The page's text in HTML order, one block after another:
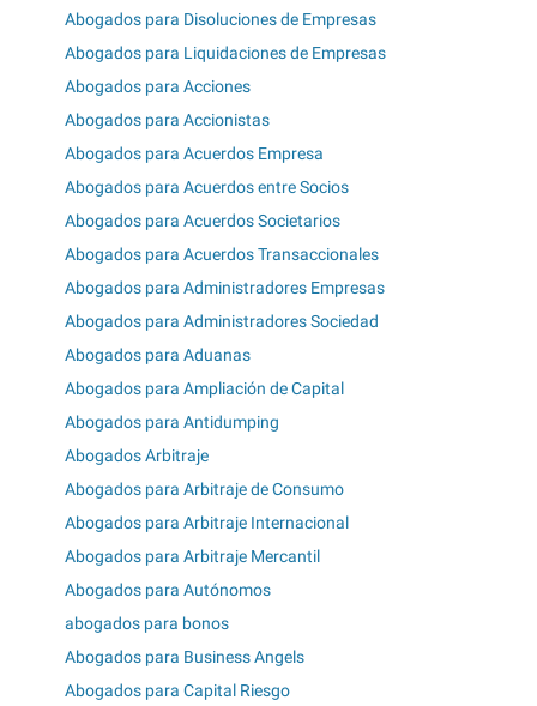
Abogados para Disoluciones de Empresas
Abogados para Liquidaciones de Empresas
Abogados para Acciones
Abogados para Accionistas
Abogados para Acuerdos Empresa
Abogados para Acuerdos entre Socios
Abogados para Acuerdos Societarios
Abogados para Acuerdos Transaccionales
Abogados para Administradores Empresas
Abogados para Administradores Sociedad
Abogados para Aduanas
Abogados para Ampliación de Capital
Abogados para Antidumping
Abogados Arbitraje
Abogados para Arbitraje de Consumo
Abogados para Arbitraje Internacional
Abogados para Arbitraje Mercantil
Abogados para Autónomos
abogados para bonos
Abogados para Business Angels
Abogados para Capital Riesgo